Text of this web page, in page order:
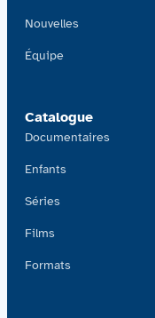
Nouvelles
Équipe
Catalogue
Documentaires
Enfants
Séries
Films
Formats